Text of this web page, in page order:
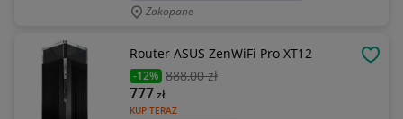
Zakopane
Router ASUS ZenWiFi Pro XT12
-12% 888,00 zł
KUP TERAZ
777zł